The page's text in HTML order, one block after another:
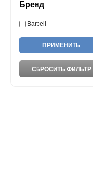
Бренд
Barbell